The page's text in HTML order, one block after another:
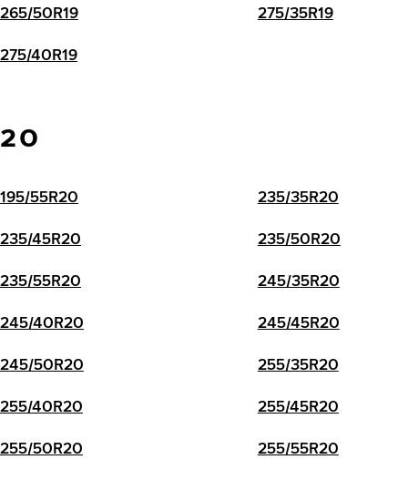
265/50R19 275/35R19
275/40R19
20
195/55R20 235/35R20
235/45R20 235/50R20
235/55R20 245/35R20
245/40R20 245/45R20
245/50R20 255/35R20
255/40R20 255/45R20
255/50R20 255/55R20